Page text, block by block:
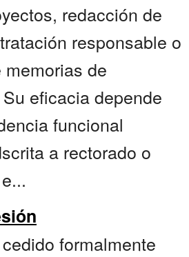
redacción de
responsable o
de
eficacia depende
funcional
a rectorado o
formalmente